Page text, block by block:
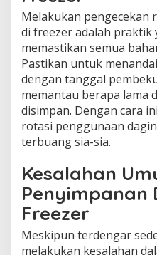
Melakukan pengecekan
di freezer adalah praktik
memastikan semua
Pastikan untuk
dengan tanggal
memantau berapa lama
disimpan. Dengan cara
rotasi penggunaan
terbuang sia-sia.
Kesalahan
Penyimpanan
Freezer
Meskipun terdengar
melakukan kesalahan